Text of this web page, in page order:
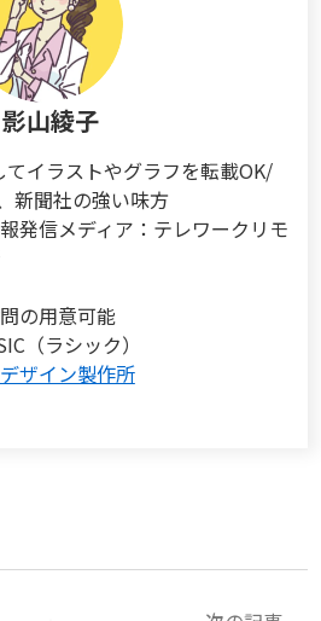
影山綾子
イラストやグラフを転載OK/
新聞社の強い味方
発信メディア：テレワークリモ
の用意可能
（ラシック）
ザイン製作所